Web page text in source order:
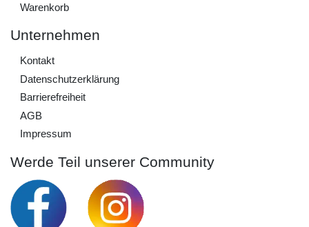
Warenkorb
Unternehmen
Kontakt
Daten­schutz­erklärung
Barrierefreiheit
AGB
Impressum
Werde Teil unserer Community